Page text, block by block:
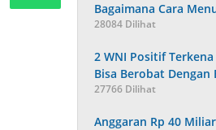
Bagaimana Cara
28084 Dilihat
2 WNI Positif
Bisa Berobat Dengan
27766 Dilihat
Anggaran Rp 40